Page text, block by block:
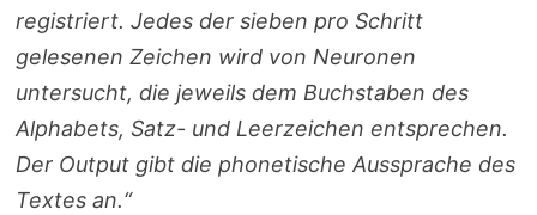
registriert. Jedes der sieben pro Schritt
gelesenen Zeichen wird von Neuronen
untersucht, die jeweils dem Buchstaben des
Alphabets, Satz- und Leerzeichen entsprechen.
Der Output gibt die phonetische Aussprache des
Textes an.“